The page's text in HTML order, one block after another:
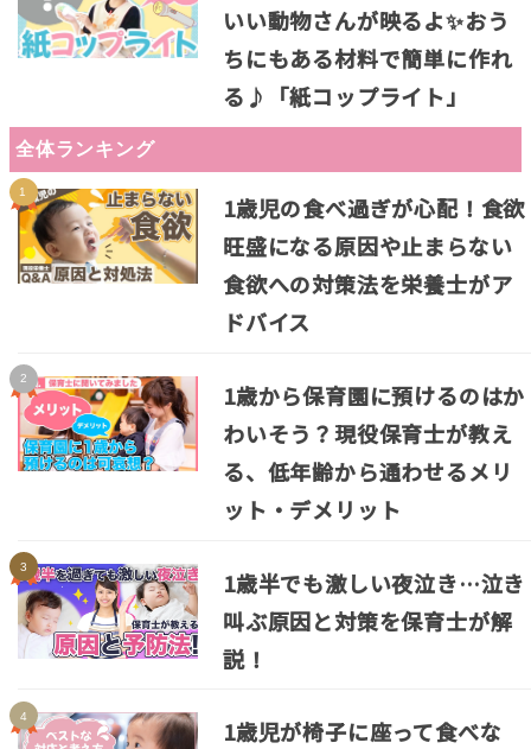
いい動物さんが映るよ✨おう
ちにもある材料で簡単に作れ
る♪「紙コップライト」
全体ランキング
1歳児の食べ過ぎが心配！食欲
旺盛になる原因や止まらない
食欲への対策法を栄養士がア
ドバイス
1歳から保育園に預けるのはか
わいそう？現役保育士が教え
る、低年齢から通わせるメリ
ット・デメリット
1歳半でも激しい夜泣き…泣き
叫ぶ原因と対策を保育士が解
説！
1歳児が椅子に座って食べな